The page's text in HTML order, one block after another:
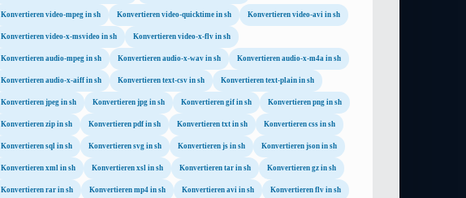
Konvertieren video-mpeg in sh Konvertieren video-quicktime in sh Konvertieren video-avi in sh
Konvertieren video-x-msvideo in sh Konvertieren video-x-flv in sh
Konvertieren audio-mpeg in sh Konvertieren audio-x-wav in sh Konvertieren audio-x-m4a in sh
Konvertieren audio-x-aiff in sh Konvertieren text-csv in sh Konvertieren text-plain in sh
Konvertieren jpeg in sh Konvertieren jpg in sh Konvertieren gif in sh Konvertieren png in sh
Konvertieren zip in sh Konvertieren pdf in sh Konvertieren txt in sh Konvertieren css in sh
Konvertieren sql in sh Konvertieren svg in sh Konvertieren js in sh Konvertieren json in sh
Konvertieren xml in sh Konvertieren xsl in sh Konvertieren tar in sh Konvertieren gz in sh
Konvertieren rar in sh Konvertieren mp4 in sh Konvertieren avi in sh Konvertieren flv in sh